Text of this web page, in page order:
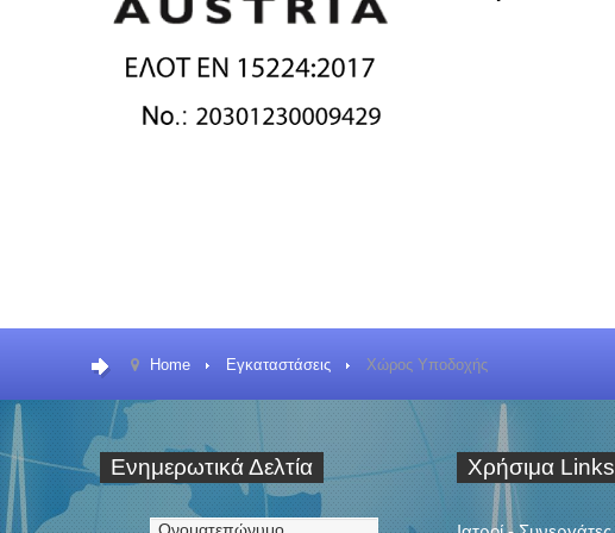
Home Εγκαταστάσεις Χώρος Υποδοχής
ΕνημερωτικάΔελτία Χρήσιμα Links